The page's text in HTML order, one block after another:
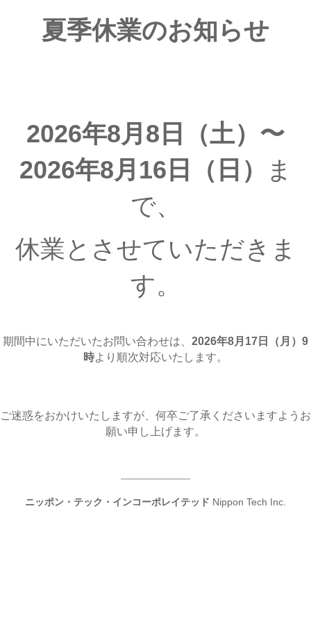
夏季休業のお知らせ
2026年8月8日（土）〜
2026年8月16日（日）
ま
で、
休業とさせていただきま
す。
期間中にいただいたお問い合わせは、 2026年8月17日（月 ）9
時より順次対応いたします。
ご迷惑をおかけいたしますが、何卒ご了承くださいますようお
願い申し上げます。
ニッポン・テック・インコーポレイテッド Nippon Tech Inc.